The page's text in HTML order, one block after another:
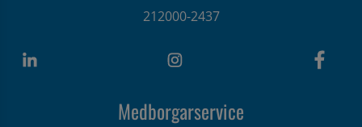
212000-2437
Medborgarservice